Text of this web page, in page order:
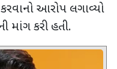
કરવાનો આરોપ લગાવ્યો
માંગ કરી હતી.